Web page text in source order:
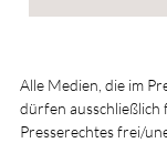
Alle Medien, die im
dürfen ausschließlich
Presserechtes frei/